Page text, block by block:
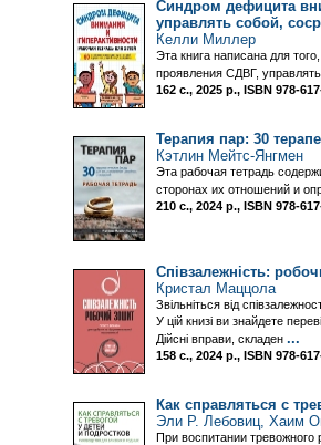
Синдром дефицита
управлять собой,
Келли Миллер
Эта книга написана для
проявления СДВГ,
162 с., 2025 р., ISBN 978-
Терапия пар: 30
Кэтлин Мейтс-Янгмен
Эта рабочая тетрадь
сторонах их отношений и
210 с., 2024 р., ISBN 978-
Співзалежність:
Кристал Маццола
Звiльнiться вiд
У цій книзі ви знайдете
Дійсні вправи, складен ...
158 с., 2024 р., ISBN 978-
Как справляться с
Эли Р. Лебовиц, Хаим
При воспитании тревожного